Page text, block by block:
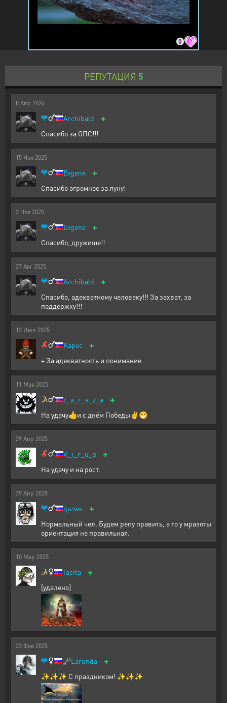
0
РЕПУТАЦИЯ 5
8 Апр 2026
Archibald +
Спасибо за ОПС!!!
15 Ноя 2025
Evgene +
Спасибо огромное за луну!
2 Ноя 2025
Evgene +
Спасибо, дружище!!
27 Авг 2025
Archibald +
Cпасибо, адекватному человеку!!! За захват, за
поддержку!!!
12 Июл 2025
Kapec +
+ За адекватность и понимание
11 Мая 2025
z_a_r_a_z_a +
На удачу👍и с днём Победы✌️😁
29 Апр 2025
V_i_r_u_s +
На удачу и на рост.
29 Апр 2025
qazws +
Нормальный чел. Будем репу править, а то у мразоты
ориентация не правильная.
10 Мар 2025
Tacita +
[удалено]
23 Фев 2025
🗝️Larunda +
✨✨✨ С праздником! ✨✨✨